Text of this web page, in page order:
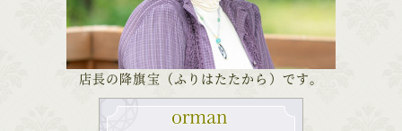
店長の降旗宝（ふりはたたから）です。